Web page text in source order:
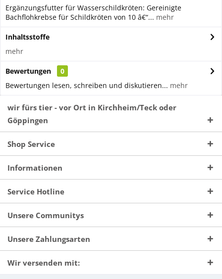
Ergänzungsfutter für Wasserschildkröten: Gereinigte
Bachflohkrebse für Schildkröten von 10 â€“... mehr
Inhaltsstoffe
mehr
Bewertungen
0
Bewertungen lesen, schreiben und diskutieren... mehr
wir fürs tier - vor Ort in Kirchheim/Teck oder
Göppingen
Shop Service
Informationen
Service Hotline
Unsere Communitys
Unsere Zahlungsarten
Wir versenden mit: